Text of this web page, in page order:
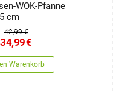
WOK-Pfanne
cm
42,99 €
34,99€
Warenkorb